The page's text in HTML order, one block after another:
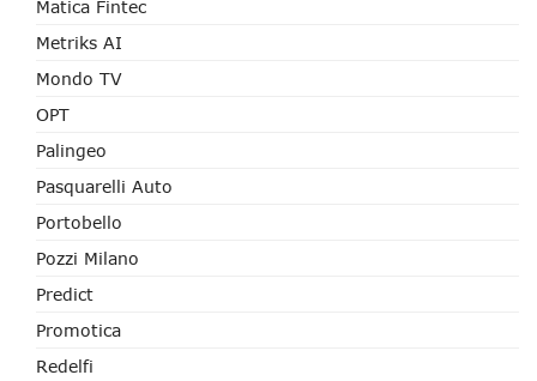
Matica Fintec
Metriks AI
Mondo TV
OPT
Palingeo
Pasquarelli Auto
Portobello
Pozzi Milano
Predict
Promotica
Redelfi